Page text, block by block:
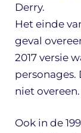
Derry.
Het einde
geval
2017 versie
niet overeen.
Ook in de